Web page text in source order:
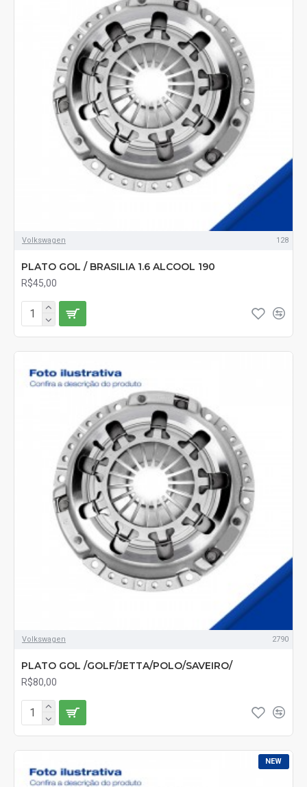
Volkswagen 128
PLATO GOL / BRASILIA 1.6 ALCOOL 190
R$45,00
Volkswagen 2790
PLATO GOL /GOLF/JETTA/POLO/SAVEIRO/
R$80,00
NEW